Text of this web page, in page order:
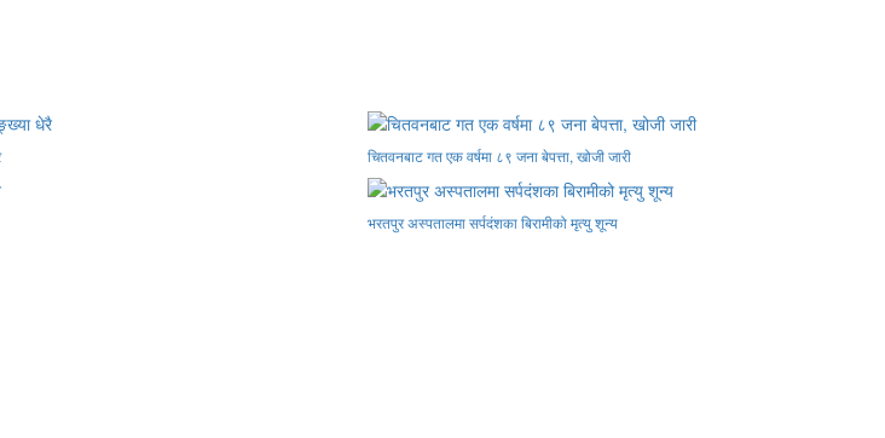
चितवनबाट गत एक वर्षमा ८९ जना बेपत्ता, खोजी जारी
भरतपुर अस्पतालमा सर्पदंशका बिरामीको मृत्यु शून्य